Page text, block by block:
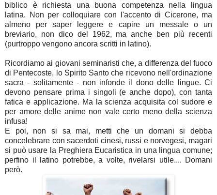
biblico è richiesta una buona competenza nella lingua
latina. Non per colloquiare con l'accento di Cicerone, ma
almeno per saper leggere e capire un messale o un
breviario, non dico del 1962, ma anche ben più recenti
(purtroppo vengono ancora scritti in latino).
Ricordiamo ai giovani seminaristi che, a differenza del fuoco
di Pentecoste, lo Spirito Santo che ricevono nell'ordinazione
sacra - solitamente - non infonde il dono delle lingue. Ci
devono pensare prima i singoli (e anche dopo), con tanta
fatica e applicazione. Ma la scienza acquisita col sudore e
per amore delle anime non vale certo meno della scienza
infusa!
E poi, non si sa mai, metti che un domani si debba
concelebrare con sacerdoti cinesi, russi e norvegesi, magari
si può usare la Preghiera Eucaristica in una lingua comune;
perfino il latino potrebbe, a volte, rivelarsi utile.... Domani
però.